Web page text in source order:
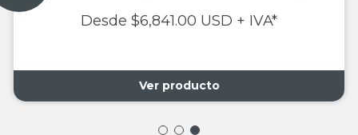
Desde $6,841.00 USD + IVA*
Ver producto